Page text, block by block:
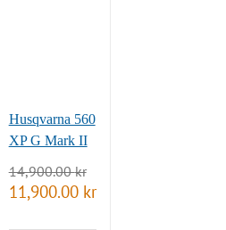
Husqvarna 560
XP G Mark II
14,900.00kr
Det
ursprungliga
11,900.00 krDet